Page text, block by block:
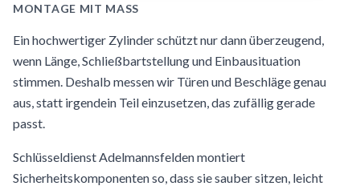
MONTAGE MIT MASS
Ein hochwertiger Zylinder schützt nur dann überzeugend,
wenn Länge, Schließbartstellung und Einbausituation
stimmen. Deshalb messen wir Türen und Beschläge genau
aus, statt irgendein Teil einzusetzen, das zufällig gerade
passt.
Schlüsseldienst Adelmannsfelden montiert
Sicherheitskomponenten so, dass sie sauber sitzen, leicht